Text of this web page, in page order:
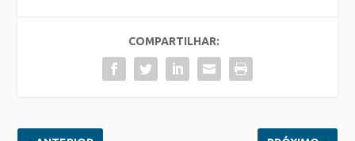
COMPARTILHAR: